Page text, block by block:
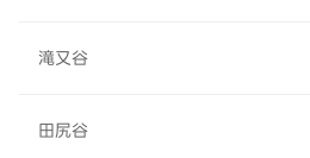
滝又谷
田尻谷